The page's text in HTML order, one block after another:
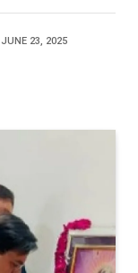
JUNE 23, 2025